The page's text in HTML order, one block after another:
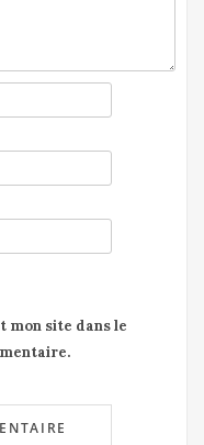
mon site dans le